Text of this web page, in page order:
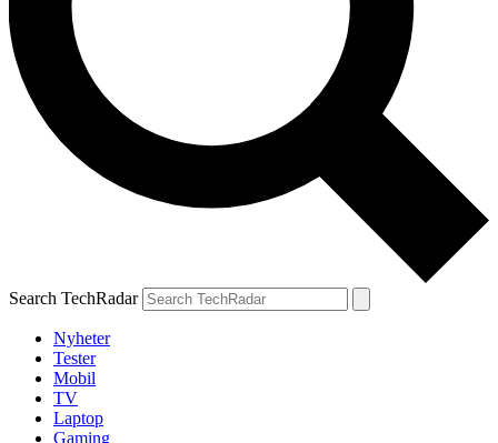
Search TechRadar
Nyheter
Tester
Mobil
TV
Laptop
Gaming